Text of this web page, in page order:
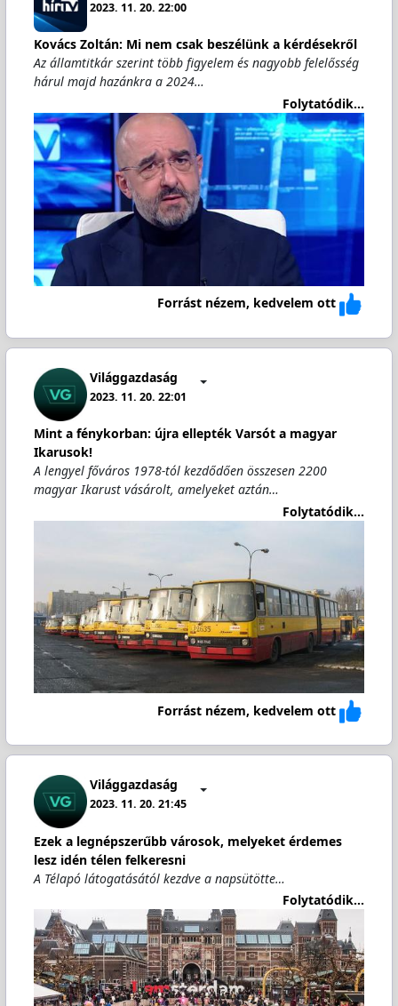
2023. 11. 20. 22:00
Kovács Zoltán: Mi nem csak beszélünk a kérdésekről
Az államtitkár szerint több figyelem és nagyobb felelősség
hárul majd hazánkra a 2024…
Folytatódik...
Forrást nézem, kedvelem ott
Világgazdaság
2023. 11. 20. 22:01
Mint a fénykorban: újra ellepték Varsót a magyar
Ikarusok!
A lengyel főváros 1978-tól kezdődően összesen 2200
magyar Ikarust vásárolt, amelyeket aztán…
Folytatódik...
Forrást nézem, kedvelem ott
Világgazdaság
2023. 11. 20. 21:45
Ezek a legnépszerűbb városok, melyeket érdemes
lesz idén télen felkeresni
A Télapó látogatásától kezdve a napsütötte…
Folytatódik...